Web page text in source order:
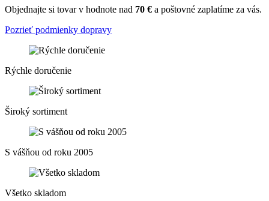
Objednajte si tovar v hodnote nad 70 € a poštovné zaplatíme za vás.
Pozrieť podmienky dopravy
Rýchle doručenie
Široký sortiment
S vášňou od roku 2005
Všetko skladom